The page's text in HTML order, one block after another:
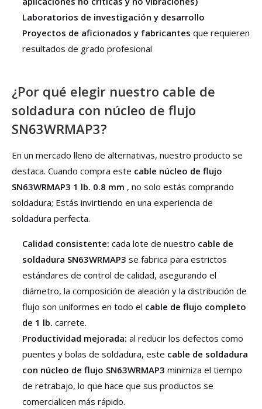
Laboratorios de investigación y desarrollo
Proyectos de aficionados y fabricantes que requieren
resultados de grado profesional
¿Por qué elegir nuestro cable de
soldadura con núcleo de flujo
SN63WRMAP3?
En un mercado lleno de alternativas, nuestro producto se
destaca. Cuando compra este cable núcleo de flujo
SN63WRMAP3 1 lb. 0.8 mm , no solo estás comprando
soldadura; Estás invirtiendo en una experiencia de
soldadura perfecta.
Calidad consistente: cada lote de nuestro cable de
soldadura SN63WRMAP3 se fabrica para estrictos
estándares de control de calidad, asegurando el
diámetro, la composición de aleación y la distribución de
flujo son uniformes en todo el cable de flujo completo
de 1 lb. carrete.
Productividad mejorada: al reducir los defectos como
puentes y bolas de soldadura, este cable de soldadura
con núcleo de flujo SN63WRMAP3 minimiza el tiempo
de retrabajo, lo que hace que sus productos se
comercialicen más rápido.